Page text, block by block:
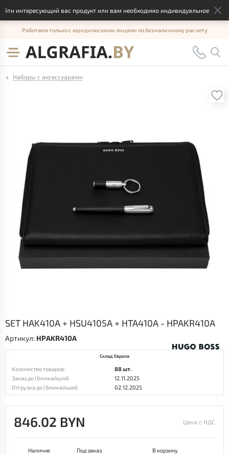
интересующий вас продукт или вам необходимо индивидуальное
Работаем только с юридическими лицами по безналичному расчету
Наборы с аксессуарами
SET HAK410A + HSU4105A + HTA410A - HPAKR410A
Артикул: HPAKR410A
Склад Европа
Количество товаров:
88 шт.
Заказ до (ближайший)
12.11.2025
Отгрузка до (ближайшая)
02.12.2025
846.02 BYN Цена с НДС
Наличие Под заказ
В корзину